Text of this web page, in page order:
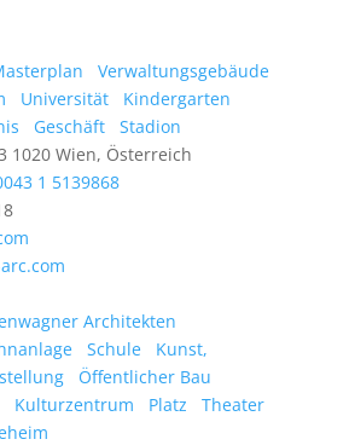
Verwaltungsgebäude
Universität
Kindergarten
Geschäft
Stadion
1020 Wien, Österreich
1 5139868
Architekten
Schule
Kunst,
Öffentlicher Bau
Kulturzentrum Platz
Theater